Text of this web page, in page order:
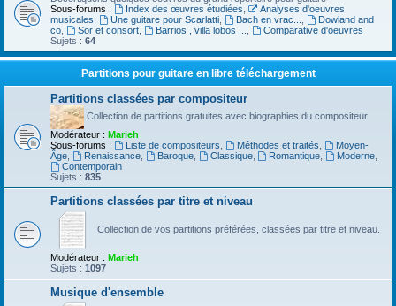
Sous-forums :
Index des œuvres étudiées
Analyses d'oeuvres
musicales
Une guitare pour Scarlatti, Bach en vrac...
Dowland and
co
Sor et consort, Barrios , villa lobos ...
Comparative d'oeuvres
Sujets : 64
Partitions pour guitare en libre téléchargement
Partitions classées par compositeur
Collection de partitions gratuites avec biographies du compositeur
Modérateur : Marieh
Sous-forums :
Liste de compositeurs Méthodes et traités
Moyen-
Âge
Renaissance, Baroque, Classique, Romantique Moderne
Contemporain
Sujets : 835
Partitions classées par titre et niveau
Collection de vos partitions préférées, classées par titre et niveau.
Modérateur : Marieh
Sujets : 1097
Musique d'ensemble